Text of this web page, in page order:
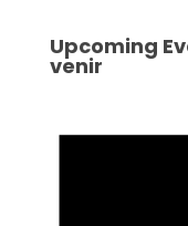
Upcoming
venir